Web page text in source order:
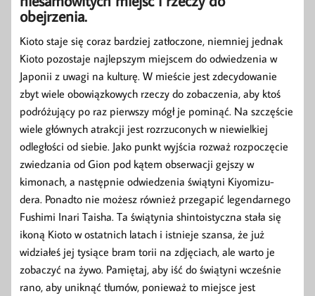
obejrzenia.
Kioto staje się coraz bardziej zatłoczone, niemniej jednak
Kioto pozostaje najlepszym miejscem do odwiedzenia w
Japonii z uwagi na kulturę. W mieście jest zdecydowanie
zbyt wiele obowiązkowych rzeczy do zobaczenia, aby ktoś
podróżujący po raz pierwszy mógł je pominąć. Na szczęście
wiele głównych atrakcji jest rozrzuconych w niewielkiej
odległości od siebie. Jako punkt wyjścia rozważ rozpoczęcie
zwiedzania od Gion pod kątem obserwacji gejszy w
kimonach, a następnie odwiedzenia świątyni Kiyomizu-
dera. Ponadto nie możesz również przegapić legendarnego
Fushimi Inari Taisha. Ta świątynia shintoistyczna stała się
ikoną Kioto w ostatnich latach i istnieje szansa, że już
widziałeś jej tysiące bram torii na zdjęciach, ale warto je
zobaczyć na żywo. Pamiętaj, aby iść do świątyni wcześnie
rano, aby uniknąć tłumów, ponieważ to miejsce jest